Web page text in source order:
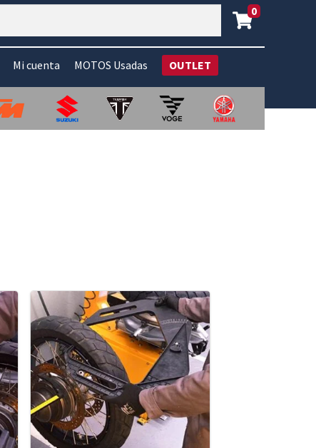
0
Mi cuenta MOTOS Usadas OUTLET